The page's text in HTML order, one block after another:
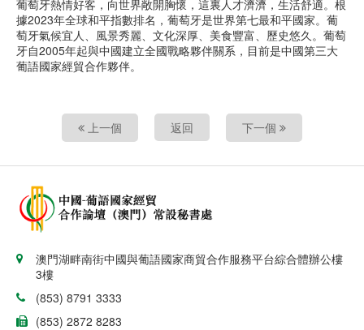
葡萄牙熱情好客，向世界敞開胸懷，這裏人才濟濟，生活舒適。根
據2023年全球和平指數排名，葡萄牙是世界第七最和平國家。葡
萄牙氣候宜人、風景秀麗、文化深厚、美食豐富、歷史悠久。葡萄
牙自2005年起與中國建立全國戰略夥伴關系，目前是中國第三大
葡語國家經貿合作夥伴。
上一個 返回 下一個
澳門湖畔南街中國與葡語國家商貿合作服務平台綜合體辦公樓
3樓
(853) 8791 3333
(853) 2872 8283